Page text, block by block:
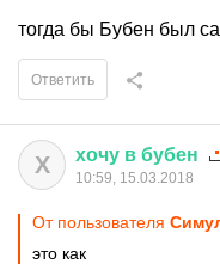
тогда бы Бубен был
Ответить
Х хочу в бубен
10:59, 15.03.2018
От пользователя
это как